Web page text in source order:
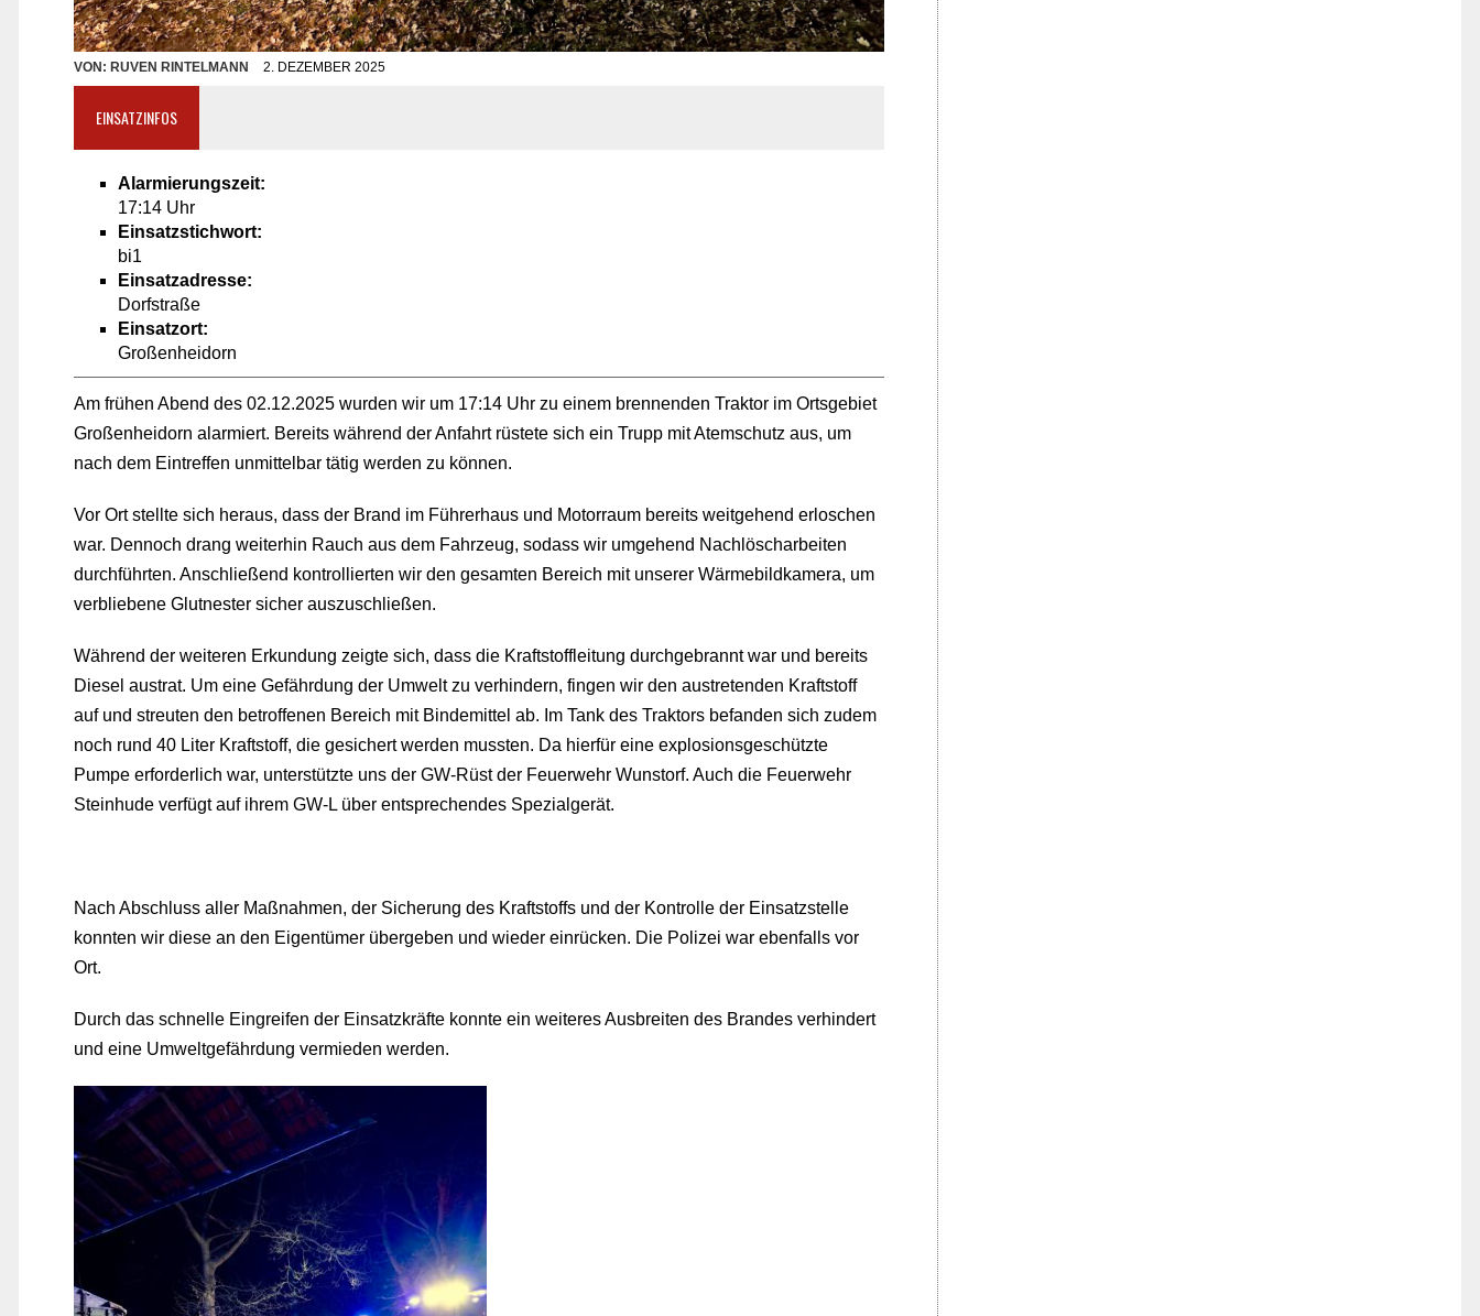
VON: RUVEN RINTELMANN 2. DEZEMBER 2025
EINSATZINFOS
Alarmierungszeit:
17:14 Uhr
Einsatzstichwort:
bi1
Einsatzadresse:
Dorfstraße
Einsatzort:
Großenheidorn
Am frühen Abend des 02.12.2025 wurden wir um 17:14 Uhr zu einem brennenden Traktor im Ortsgebiet
Großenheidorn alarmiert. Bereits während der Anfahrt rüstete sich ein Trupp mit Atemschutz aus, um
nach dem Eintreffen unmittelbar tätig werden zu können.
Vor Ort stellte sich heraus, dass der Brand im Führerhaus und Motorraum bereits weitgehend erloschen
war. Dennoch drang weiterhin Rauch aus dem Fahrzeug, sodass wir umgehend Nachlöscharbeiten
durchführten. Anschließend kontrollierten wir den gesamten Bereich mit unserer Wärmebildkamera, um
verbliebene Glutnester sicher auszuschließen.
Während der weiteren Erkundung zeigte sich, dass die Kraftstoffleitung durchgebrannt war und bereits
Diesel austrat. Um eine Gefährdung der Umwelt zu verhindern, fingen wir den austretenden Kraftstoff
auf und streuten den betroffenen Bereich mit Bindemittel ab. Im Tank des Traktors befanden sich zudem
noch rund 40 Liter Kraftstoff, die gesichert werden mussten. Da hierfür eine explosionsgeschützte
Pumpe erforderlich war, unterstützte uns der GW-Rüst der Feuerwehr Wunstorf. Auch die Feuerwehr
Steinhude verfügt auf ihrem GW-L über entsprechendes Spezialgerät.
Nach Abschluss aller Maßnahmen, der Sicherung des Kraftstoffs und der Kontrolle der Einsatzstelle
konnten wir diese an den Eigentümer übergeben und wieder einrücken. Die Polizei war ebenfalls vor
Ort.
Durch das schnelle Eingreifen der Einsatzkräfte konnte ein weiteres Ausbreiten des Brandes verhindert
und eine Umweltgefährdung vermieden werden.